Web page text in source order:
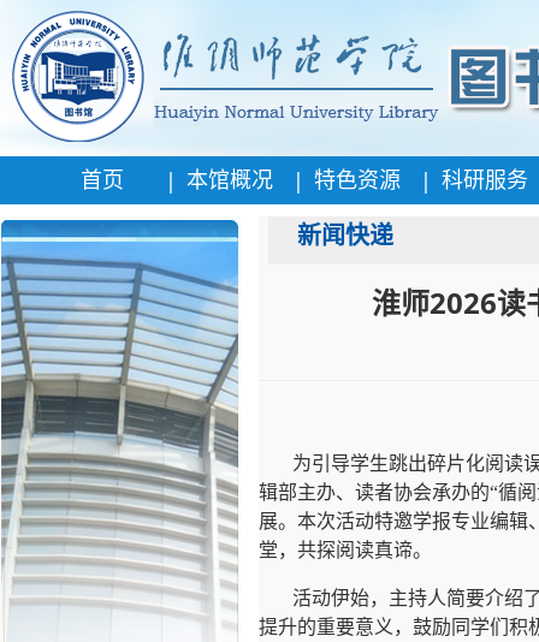
首页 | 本馆概况 | 特色资源 | 科研服务
新闻快递
淮师2026读
为引导学生跳出碎片化阅读
辑部主办、读者协会承办的“循
展。本次活动特邀学报专业编辑
堂，共探阅读真谛。
活动伊始，主持人简要介绍
提升的重要意义，鼓励同学们积